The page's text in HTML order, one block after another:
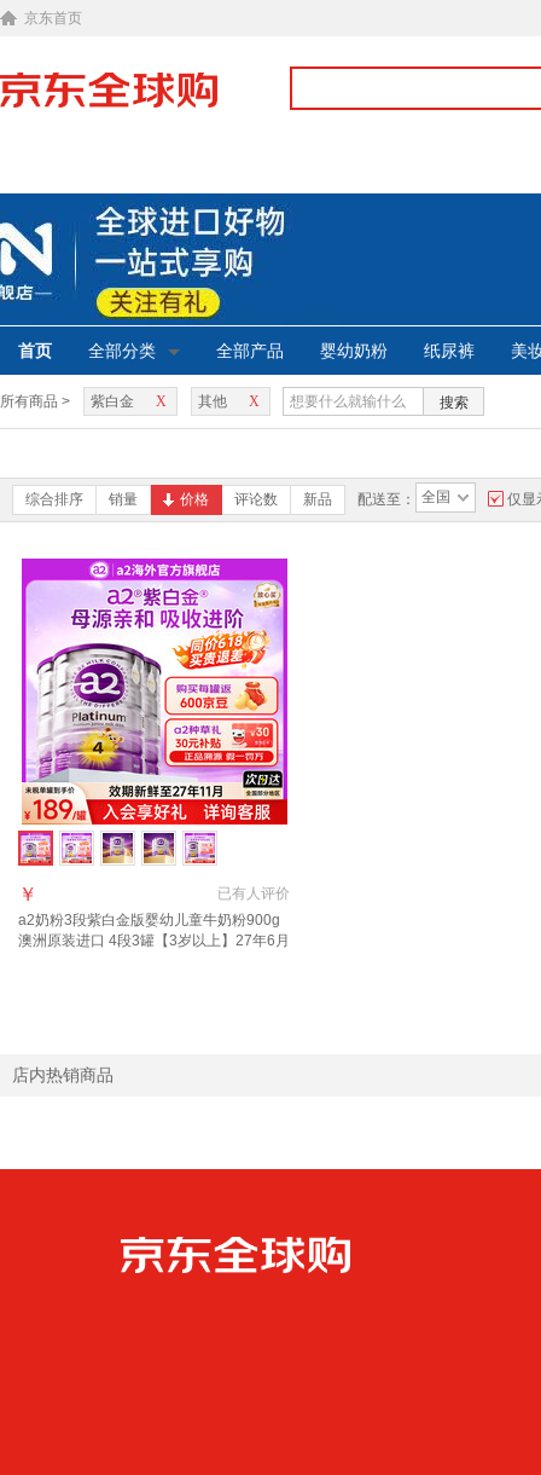
京东首页
首页 全部分类 全部产品 婴幼奶粉 纸尿裤 美
所有商品 > X
紫白金 X
其他 搜索
综合排序 销量 价格 评论数 新品 配送至： 全国 仅显
已有人评价
￥
a2奶粉3段紫白金版婴幼儿童牛奶粉900g
澳洲原装进口 4段3罐【3岁以上】27年6月
店内热销商品